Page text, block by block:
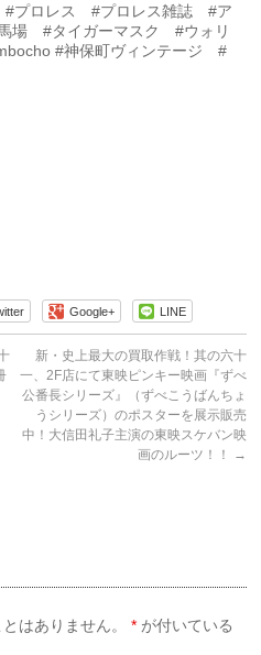
プロレス #プロレス雑誌 #ア
場 #タイガーマスク #ウォリ
#神保町ヴィンテージ #
Google+ LINE
新・史上最大の買取作戦！其の六十
一、2F店にて東映ピンキー映画『ずべ
公番長シリーズ』（ずべこうばんちょ
うシリーズ）のポスターを展示販売
中！大信田礼子主演の東映スケバン映
画のルーツ！！
→
はありません。 * が付いている